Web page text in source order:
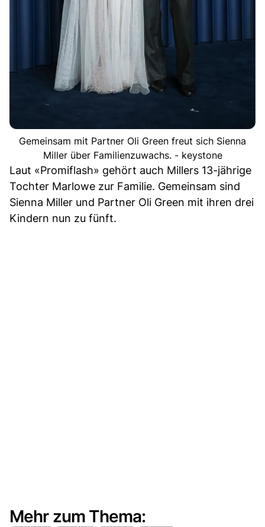
Gemeinsam mit Partner Oli Green freut sich Sienna
Miller über Familienzuwachs. - keystone
Laut «Promiflash» gehört auch Millers 13-jährige
Tochter Marlowe zur Familie. Gemeinsam sind
Sienna Miller und Partner Oli Green mit ihren drei
Kindern nun zu fünft.
Mehr zum Thema: